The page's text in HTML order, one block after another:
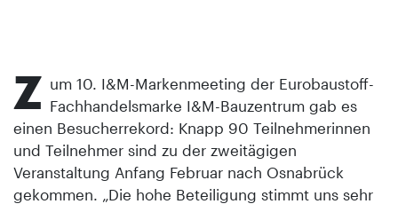
Z um 10. I&M-Markenmeeting der Eurobaustoff-
Fachhandelsmarke I&M-Bauzentrum gab es
einen Besucherrekord: Knapp 90 Teilnehmerinnen
und Teilnehmer sind zu der zweitägigen
Veranstaltung Anfang Februar nach Osnabrück
gekommen. „Die hohe Beteiligung stimmt uns sehr